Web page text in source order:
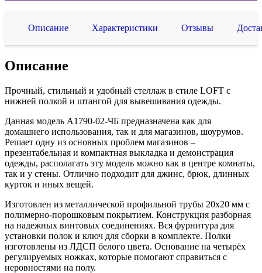
Описание Характеристики Отзывы
Описание
Прочный, стильный и удобный стеллаж в стиле LOFT с
нижней полкой и штангой для вывешивания одежды.
Данная модель A1790-02-ЧБ предназначена как для
домашнего использования, так и для магазинов, шоурумов.
Решает одну из основных проблем магазинов –
презентабельная и компактная выкладка и демонстрация
одежды, располагать эту модель можно как в центре комнаты,
так и у стены. Отлично подходит для джинс, брюк, длинных
курток и иных вещей.
Изготовлен из металлической профильной трубы 20х20 мм с
полимерно-порошковым покрытием. Конструкция разборная
на надежных винтовых соединениях. Вся фурнитура для
установки полок и ключ для сборки в комплекте. Полки
изготовлены из ЛДСП белого цвета. Основание на четырёх
регулируемых ножках, которые помогают справиться с
неровностями на полу.